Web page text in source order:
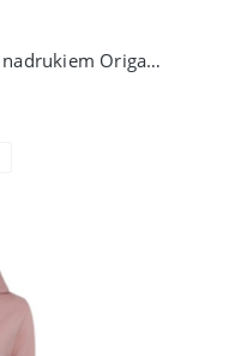
Kubek emaliowany Bokser z nadrukiem Origami Biały